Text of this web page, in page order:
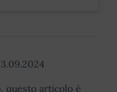
questo articolo è